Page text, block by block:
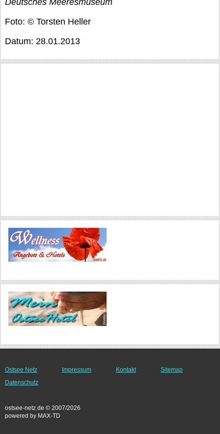
Deutsches Meeresmuseum
Foto: © Torsten Heller
Datum: 28.01.2013
Ostsee Netz Impressum Kontakt
Sitemap
Datenschutz
ostsee-netz.de © 2007/2026
powered by MAX-TD